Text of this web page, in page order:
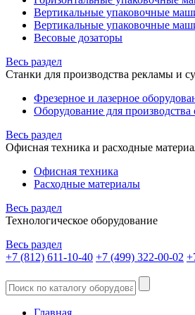
Вертикальные упаковочные
Вертикальные упаковочные
Весовые дозаторы
Весь раздел
Станки для производства рекламы и
Фрезерное и лазерное
Оборудование для производства
Весь раздел
Офисная техника и расходные
Офисная техника
Расходные материалы
Весь раздел
Технологическое оборудование
Весь раздел
+7 (812) 611-10-40 +7 (499) 322-00-02
Главная